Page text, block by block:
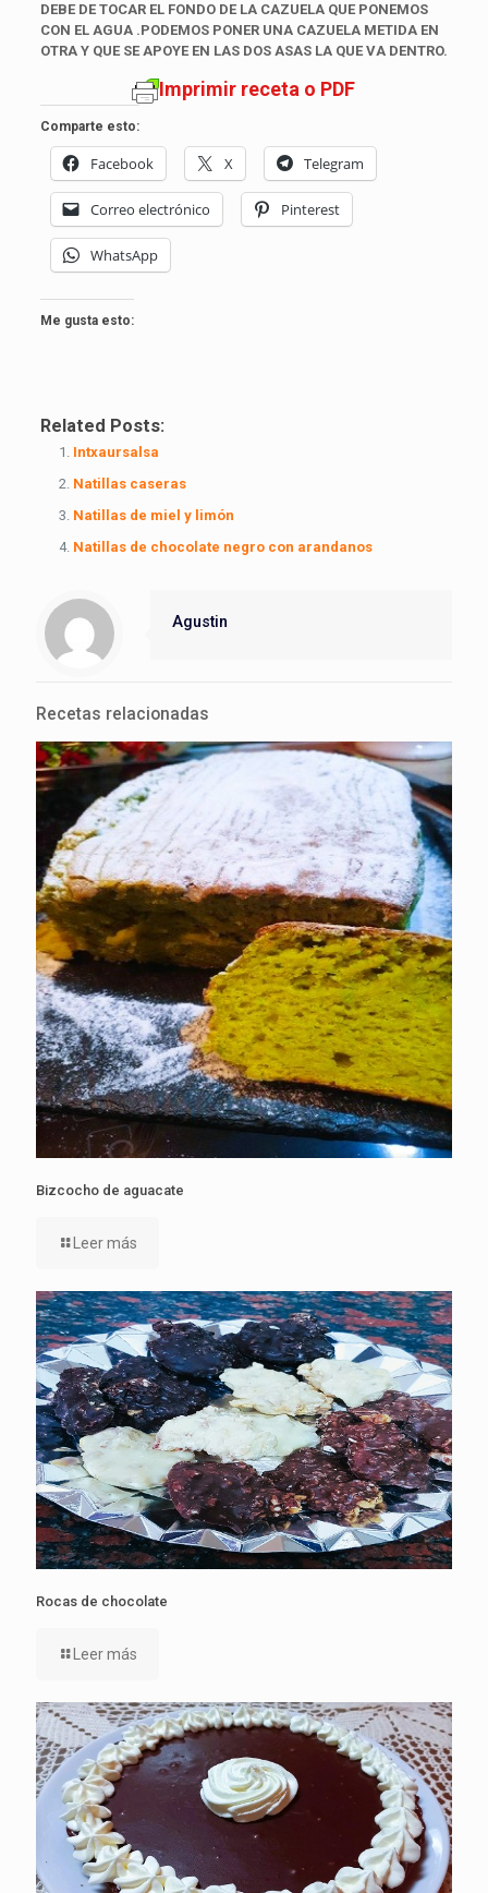
DEBE DE TOCAR EL FONDO DE LA CAZUELA QUE PONEMOS
CON EL AGUA .PODEMOS PONER UNA CAZUELA METIDA EN
OTRA Y QUE SE APOYE EN LAS DOS ASAS LA QUE VA DENTRO.
Imprimir receta o PDF
Comparte esto:
Facebook X Telegram
Correo electrónico Pinterest
WhatsApp
Me gusta esto:
Related Posts:
Intxaursalsa
Natillas caseras
Natillas de miel y limón
Natillas de chocolate negro con arandanos
Agustin
Recetas relacionadas
Bizcocho de aguacate
Leer más
Rocas de chocolate
Leer más